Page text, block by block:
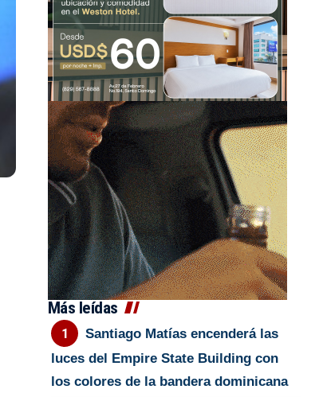
Más leídas
Santiago Matías encenderá las
luces del Empire State Building con
los colores de la bandera dominicana